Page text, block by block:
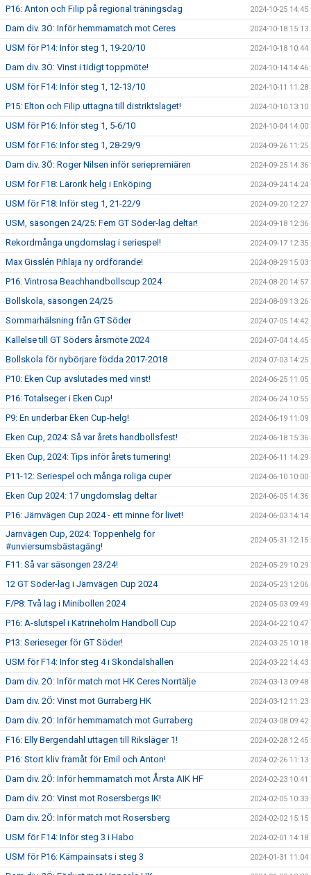
P16: Anton och Filip på regional träningsdag 2024-10-25 14:45
Dam div. 3Ö: Inför hemmamatch mot Ceres 2024-10-18 15:13
USM för P14: Inför steg 1, 19-20/10 2024-10-18 10:44
Dam div. 3Ö: Vinst i tidigt toppmöte! 2024-10-14 14:46
USM för F14: Inför steg 1, 12-13/10 2024-10-11 11:28
P15: Elton och Filip uttagna till distriktslaget! 2024-10-10 13:10
USM för P16: Inför steg 1, 5-6/10 2024-10-04 14:00
USM för F16: Inför steg 1, 28-29/9 2024-09-26 11:25
Dam div. 3Ö: Roger Nilsen inför seriepremiären 2024-09-25 14:36
USM för F18: Lärorik helg i Enköping 2024-09-24 14:24
USM för F18: Inför steg 1, 21-22/9 2024-09-20 12:27
USM, säsongen 24/25: Fem GT Söder-lag deltar! 2024-09-18 12:36
Rekordmånga ungdomslag i seriespel! 2024-09-17 12:35
Max Gisslén Pihlaja ny ordförande! 2024-08-29 15:03
P16: Vintrosa Beachhandbollscup 2024 2024-08-20 14:57
Bollskola, säsongen 24/25 2024-08-09 13:26
Sommarhälsning från GT Söder 2024-07-05 14:42
Kallelse till GT Söders årsmöte 2024 2024-07-04 14:45
Bollskola för nybörjare födda 2017-2018 2024-07-03 14:25
P10: Eken Cup avslutades med vinst! 2024-06-25 11:05
P16: Totalseger i Eken Cup! 2024-06-24 10:55
P9: En underbar Eken Cup-helg! 2024-06-19 11:09
Eken Cup, 2024: Så var årets handbollsfest! 2024-06-18 15:36
Eken Cup, 2024: Tips inför årets turnering! 2024-06-11 14:29
P11-12: Seriespel och många roliga cuper 2024-06-10 10:00
Eken Cup 2024: 17 ungdomslag deltar 2024-06-05 14:36
P16: Järnvägen Cup 2024 - ett minne för livet! 2024-06-03 14:14
Järnvägen Cup, 2024: Toppenhelg för
#unviersumsbästagäng!
2024-05-31 12:15
F11: Så var säsongen 23/24! 2024-05-29 10:29
12 GT Söder-lag i Järnvägen Cup 2024 2024-05-23 12:06
F/P8: Två lag i Minibollen 2024 2024-05-03 09:49
P16: A-slutspel i Katrineholm Handboll Cup 2024-04-22 10:47
P13: Serieseger för GT Söder! 2024-03-25 10:18
USM för F14: Inför steg 4 i Sköndalshallen 2024-03-22 14:43
Dam div. 2Ö: Inför match mot HK Ceres Norrtälje 2024-03-13 09:48
Dam div. 2Ö: Vinst mot Gurraberg HK 2024-03-12 11:23
Dam div. 2Ö: Inför hemmamatch mot Gurraberg 2024-03-08 09:42
F16: Elly Bergendahl uttagen till Riksläger 1! 2024-02-28 12:45
P16: Stort kliv framåt för Emil och Anton! 2024-02-26 11:13
Dam div. 2Ö: Inför hemmamatch mot Årsta AIK HF 2024-02-23 10:41
Dam div. 2Ö: Vinst mot Rosersbergs IK! 2024-02-05 10:33
Dam div. 2Ö: Inför match mot Rosersberg 2024-02-02 15:15
USM för F14: Inför steg 3 i Habo 2024-02-01 14:18
USM för P16: Kämpainsats i steg 3 2024-01-31 11:04